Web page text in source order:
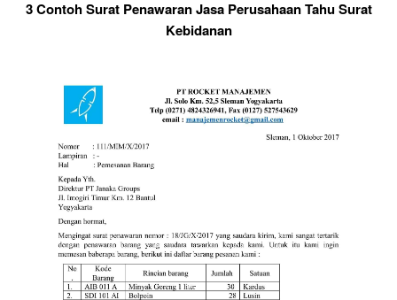
3 Contoh Surat Penawaran Jasa Perusahaan Tahu Surat
Kebidanan